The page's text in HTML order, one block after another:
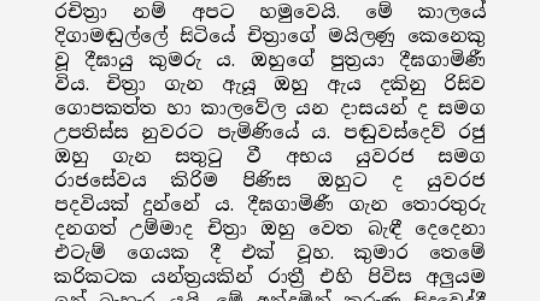
රචිත්‍රා නම් අපට හමුවෙයි. මේ කාලයේ
දිගාමඬුල්ලේ සිටියේ චිත්‍රාගේ මයිලණු කෙනෙකු
වූ දීඝායු කුමරු ය. ඔහුගේ පුත්‍රයා දීඝගාමිණී
විය. චිත්‍රා ගැන ඇයූ ඔහු ඇය දකිනු රිසිව
ගොපකත්ත හා කාලවේල යන දාසයන් ද සමග
උපතිස්ස නුවරට පැමිණියේ ය. පඬුවස්දෙව් රජු
ඔහු ගැන සතුටු වී අභය යුවරජ සමග
රාජසේවය කිරිම පිණිස ඔහුට ද යුවරජ
පදවියක් දුන්නේ ය. දීඝගාමිණී ගැන තොරතුරු
දනගත් උම්මාද චිත්‍රා ඔහු වෙත බැඳී දෙදෙනා
එටැම් ගෙයක දී එක් වූහ. කුමාර තෙමේ
කරිකටක යන්ත්‍රයකින් රාත්‍රී එහි පිවිස අලුයම